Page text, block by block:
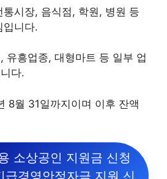
시장, 음식점, 학원, 병원 등
입니다.
유흥업종, 대형마트 등 일부 업
다.
8월 31일까지이며 이후 잔액
소상공인 지원금 신청
급경영안정자금 지원 신